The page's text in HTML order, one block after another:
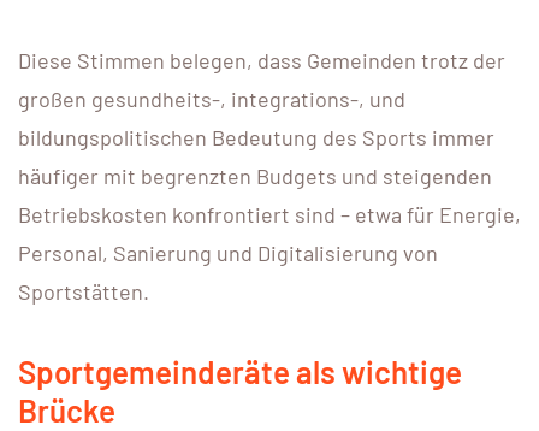
Diese Stimmen belegen, dass Gemeinden trotz der
großen gesundheits-, integrations-, und
bildungspolitischen Bedeutung des Sports immer
häufiger mit begrenzten Budgets und steigenden
Betriebskosten konfrontiert sind – etwa für Energie,
Personal, Sanierung und Digitalisierung von
Sportstätten.
Sportgemeinderäte als wichtige
Brücke